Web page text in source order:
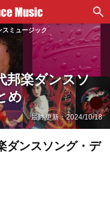
スミュージック
邦楽ダンスソ
め
最終更新：2024/10/18
ダンスソング・デ